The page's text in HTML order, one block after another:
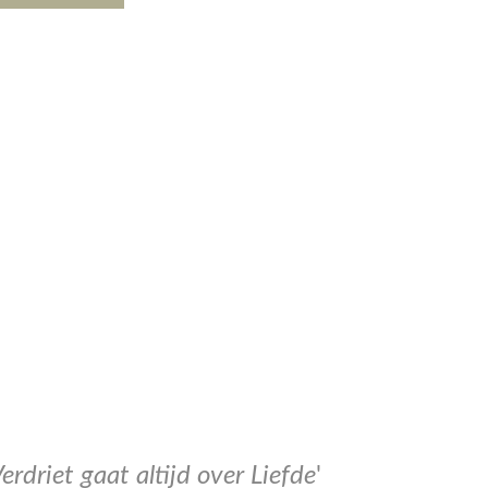
gaat altijd over Liefde'